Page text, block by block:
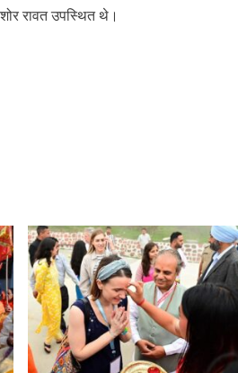
ने
रावत उपस्थित थे।